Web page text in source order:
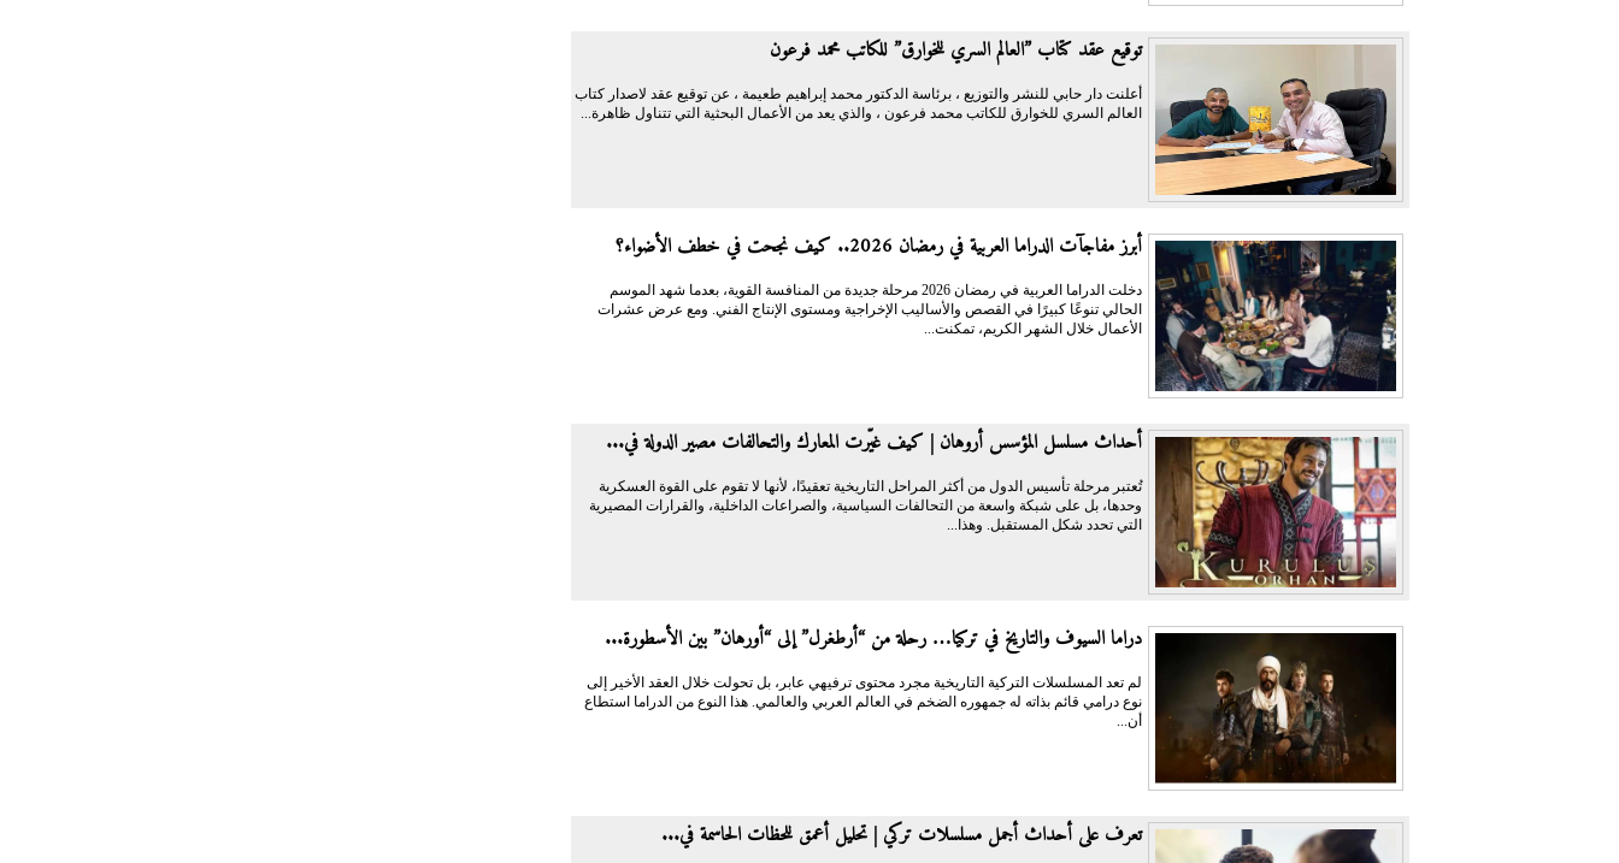
توقيع عقد كتاب ”العالم السري للخوارق” للكاتب محمد فرعون
أعلنت دار حابي للنشر والتوزيع ، برئاسة الدكتور محمد إبراهيم طعيمة ، عن توقيع عقد لاصدار كتاب
العالم السري للخوارق للكاتب محمد فرعون ، والذي يعد من الأعمال البحثية التي تتناول ظاهرة...
أبرز مفاجآت الدراما العربية في رمضان 2026.. كيف نجحت في خطف الأضواء؟
دخلت الدراما العربية في رمضان 2026 مرحلة جديدة من المنافسة القوية، بعدما شهد الموسم
الحالي تنوعًا كبيرًا في القصص والأساليب الإخراجية ومستوى الإنتاج الفني. ومع عرض عشرات
الأعمال خلال الشهر الكريم، تمكنت...
أحداث مسلسل المؤسس أروهان | كيف غيّرت المعارك والتحالفات مصير الدولة في...
تُعتبر مرحلة تأسيس الدول من أكثر المراحل التاريخية تعقيدًا، لأنها لا تقوم على القوة العسكرية
وحدها، بل على شبكة واسعة من التحالفات السياسية، والصراعات الداخلية، والقرارات المصيرية
التي تحدد شكل المستقبل. وهذا...
دراما السيوف والتاريخ في تركيا… رحلة من “أرطغرل” إلى “أورهان” بين الأسطورة...
لم تعد المسلسلات التركية التاريخية مجرد محتوى ترفيهي عابر، بل تحولت خلال العقد الأخير إلى
نوع درامي قائم بذاته له جمهوره الضخم في العالم العربي والعالمي. هذا النوع من الدراما استطاع
أن...
تعرف على أحداث أجمل مسلسلات تركي | تحليل أعمق للحظات الحاسمة في...